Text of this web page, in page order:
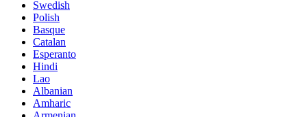
Swedish
Polish
Basque
Catalan
Esperanto
Hindi
Lao
Albanian
Amharic